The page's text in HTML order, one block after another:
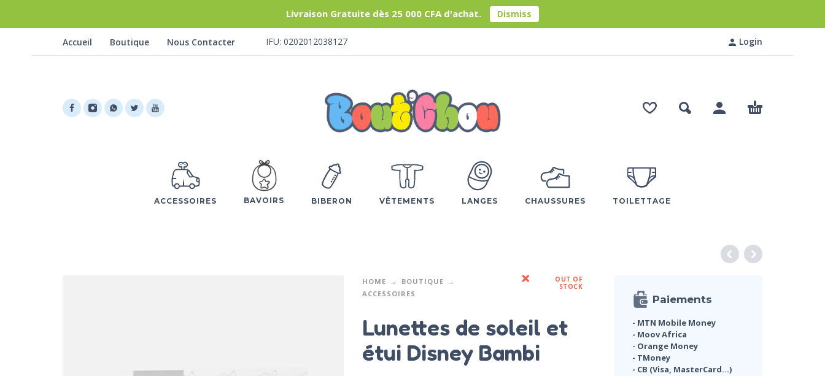
Livraison Gratuite dès 25 000 CFA d'achat. Dismiss
Accueil Boutique Nous Contacter IFU: 0202012038127 Login
ACCESSOIRES BAVOIRS BIBERON VÊTEMENTS LANGES CHAUSSURES TOILETTAGE
HOME
BOUTIQUE
ACCESSOIRES
OUT OF
STOCK
Lunettes de soleil et
étui Disney Bambi
Paiements
- MTN Mobile Money
- Moov Africa
- Orange Money
- TMoney
- CB (Visa, MasterCard...)